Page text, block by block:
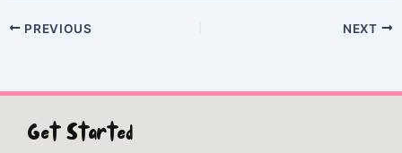
PREVIOUS NEXT
Get Started